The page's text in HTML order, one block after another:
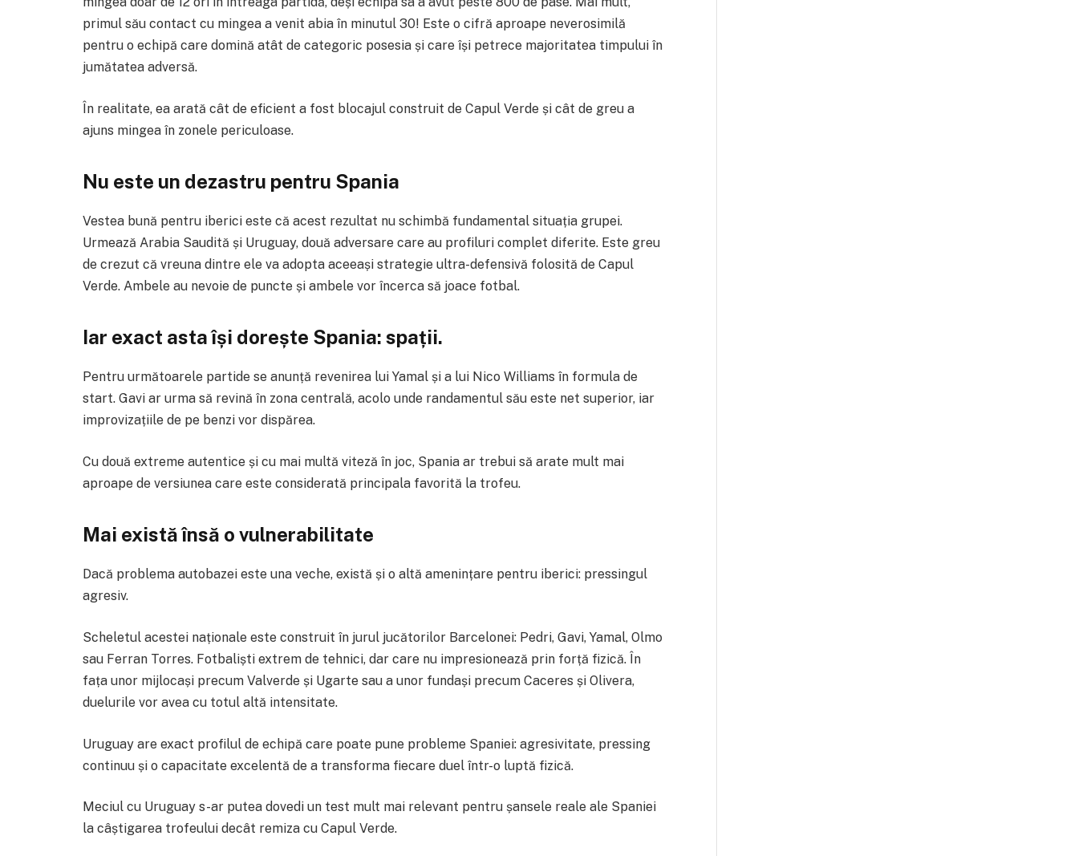
primul său contact cu mingea a venit abia în minutul 30! Este o cifră aproape neverosimilă
pentru o echipă care domină atât de categoric posesia și care își petrece majoritatea timpului în
jumătatea adversă.
În realitate, ea arată cât de eficient a fost blocajul construit de Capul Verde și cât de greu a
ajuns mingea în zonele periculoase.
Nu este un dezastru pentru Spania
Vestea bună pentru iberici este că acest rezultat nu schimbă fundamental situația grupei.
Urmează Arabia Saudită și Uruguay, două adversare care au profiluri complet diferite. Este greu
de crezut că vreuna dintre ele va adopta aceeași strategie ultra-defensivă folosită de Capul
Verde. Ambele au nevoie de puncte și ambele vor încerca să joace fotbal.
Iar exact asta își dorește Spania: spații.
Pentru următoarele partide se anunță revenirea lui Yamal și a lui Nico Williams în formula de
start. Gavi ar urma să revină în zona centrală, acolo unde randamentul său este net superior, iar
improvizațiile de pe benzi vor dispărea.
Cu două extreme autentice și cu mai multă viteză în joc, Spania ar trebui să arate mult mai
aproape de versiunea care este considerată principala favorită la trofeu.
Mai există însă o vulnerabilitate
Dacă problema autobazei este una veche, există și o altă amenințare pentru iberici: pressingul
agresiv.
Scheletul acestei naționale este construit în jurul jucătorilor Barcelonei: Pedri, Gavi, Yamal, Olmo
sau Ferran Torres. Fotbaliști extrem de tehnici, dar care nu impresionează prin forță fizică. În
fața unor mijlocași precum Valverde și Ugarte sau a unor fundași precum Caceres și Olivera,
duelurile vor avea cu totul altă intensitate.
Uruguay are exact profilul de echipă care poate pune probleme Spaniei: agresivitate, pressing
continuu și o capacitate excelentă de a transforma fiecare duel într-o luptă fizică.
Meciul cu Uruguay s-ar putea dovedi un test mult mai relevant pentru șansele reale ale Spaniei
la câștigarea trofeului decât remiza cu Capul Verde.